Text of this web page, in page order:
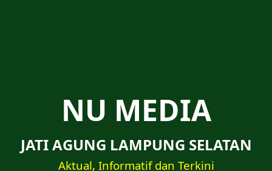
NU MEDIA
JATI AGUNG LAMPUNG SELATAN
Aktual, Informatif dan Terkini